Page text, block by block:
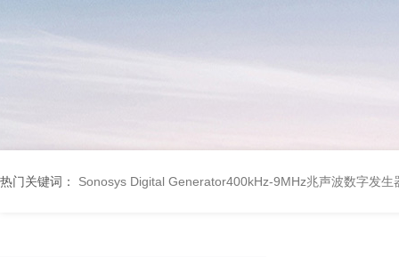
热门关键词： Sonosys Digital Generator400kHz-9MHz兆声波数字发生